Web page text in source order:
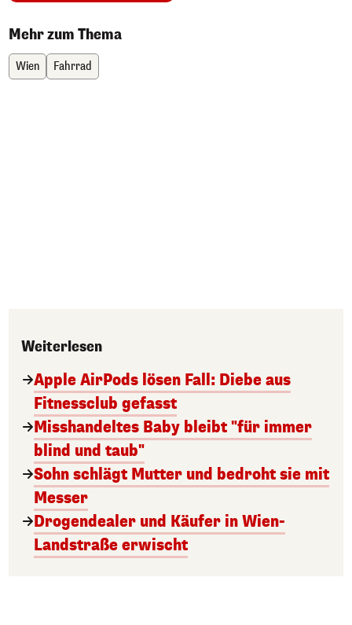
Mehr zum Thema
Wien Fahrrad
Weiterlesen
Apple AirPods lösen Fall: Diebe aus
Fitnessclub gefasst
Misshandeltes Baby bleibt "für immer
blind und taub"
Sohn schlägt Mutter und bedroht sie mit
Messer
Drogendealer und Käufer in Wien-
Landstraße erwischt